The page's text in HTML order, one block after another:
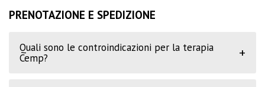
PRENOTAZIONE E SPEDIZIONE
Quali sono le controindicazioni per la terapia
Cemp?
+